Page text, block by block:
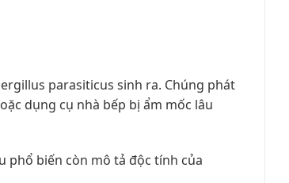
parasiticus sinh ra. Chúng phát
dụng cụ nhà bếp bị ẩm mốc lâu
phổ biến còn mô tả độc tính của